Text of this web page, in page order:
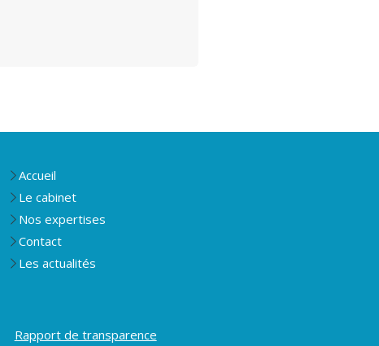
Accueil
Le cabinet
Nos expertises
Contact
Les actualités
Rapport de transparence